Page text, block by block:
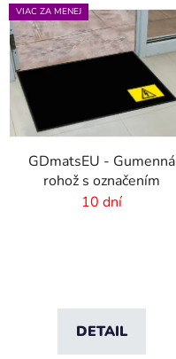
VIAC ZA MENEJ
GDmatsEU - Gumenná
rohož s označením
10 dní
DETAIL